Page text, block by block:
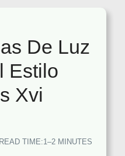
De Luz
Estilo
Xvi
READ TIME:1–2 MINUTES